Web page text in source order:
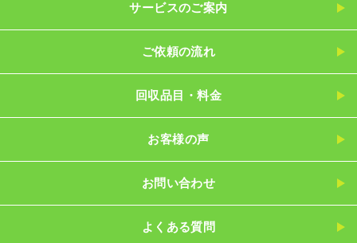
サービスのご案内
ご依頼の流れ
回収品目・料金
お客様の声
お問い合わせ
よくある質問